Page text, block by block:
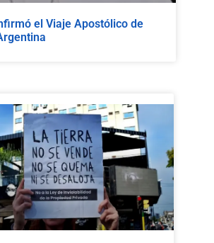
el Viaje Apostólico de